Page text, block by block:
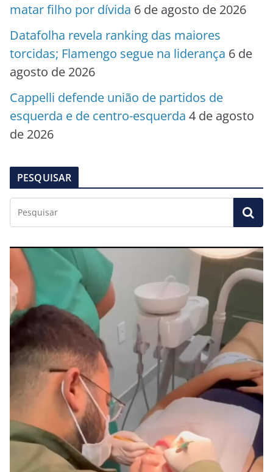
matar filho por dívida 6 de agosto de 2026
Datafolha revela ranking das maiores
torcidas; Flamengo segue na liderança 6 de
agosto de 2026
Cappelli defende união de partidos de
esquerda e de centro-esquerda 4 de agosto
de 2026
PESQUISAR